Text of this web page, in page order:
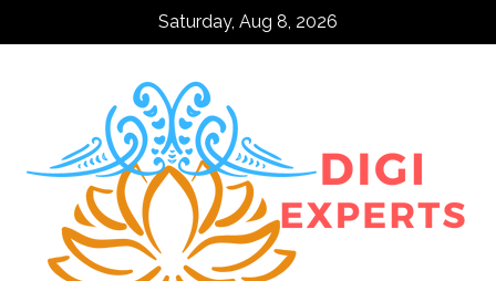
Saturday, Aug 8, 2026